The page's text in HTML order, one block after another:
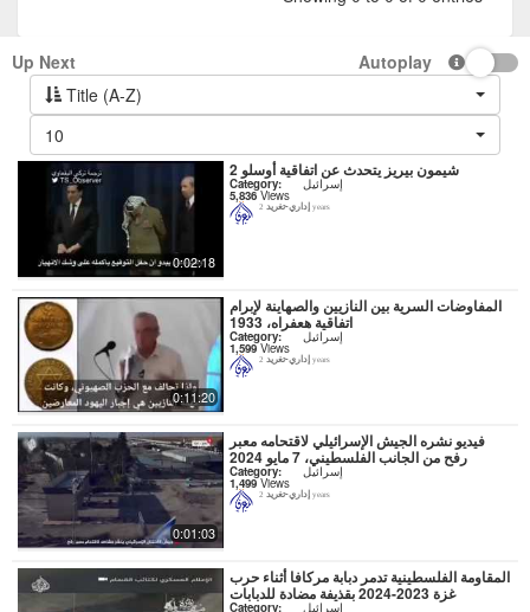
Up Next
Autoplay
Title (A-Z)
10
0:02:18
شيمون بيريز يتحدث عن اتفاقية أوسلو 2
Category: إسرائيل
5,836Views
إداري-تغريد 2 years
0:11:20
المفاوضات السرية بين النازيين والصهاينة لإبرام
اتفاقية هعفراه، 1933
Category: إسرائيل
1,599Views
إداري-تغريد 2 years
0:01:03
فيديو نشره الجيش الإسرائيلي لاقتحامه معبر
رفح من الجانب الفلسطيني، 7 مايو 2024
Category: إسرائيل
1,499Views
إداري-تغريد 2 years
المقاومة الفلسطينية تدمر دبابة مركافا أثناء حرب
غزة 2023-2024 بقذيفة مضادة للدبابات
Category: إسرائيل